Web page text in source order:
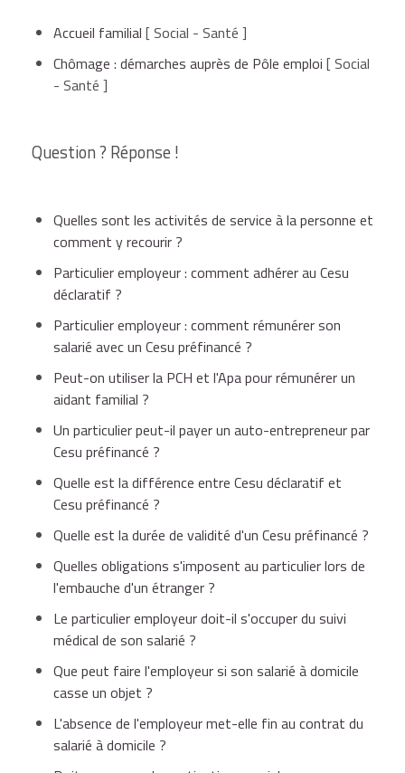
Accueil familial [ Social - Santé ]
Chômage : démarches auprès de Pôle emploi [ Social
- Santé ]
Question ? Réponse !
Quelles sont les activités de service à la personne et
comment y recourir ?
Particulier employeur : comment adhérer au Cesu
déclaratif ?
Particulier employeur : comment rémunérer son
salarié avec un Cesu préfinancé ?
Peut-on utiliser la PCH et l'Apa pour rémunérer un
aidant familial ?
Un particulier peut-il payer un auto-entrepreneur par
Cesu préfinancé ?
Quelle est la différence entre Cesu déclaratif et
Cesu préfinancé ?
Quelle est la durée de validité d'un Cesu préfinancé ?
Quelles obligations s'imposent au particulier lors de
l'embauche d'un étranger ?
Le particulier employeur doit-il s'occuper du suivi
médical de son salarié ?
Que peut faire l'employeur si son salarié à domicile
casse un objet ?
L'absence de l'employeur met-elle fin au contrat du
salarié à domicile ?